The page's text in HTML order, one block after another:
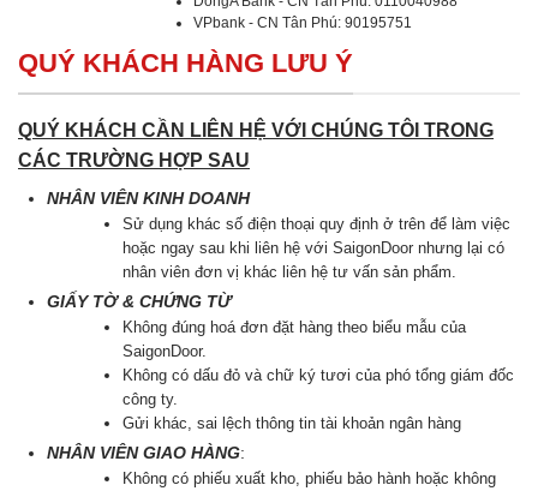
VPbank - CN Tân Phú: 90195751
QUÝ KHÁCH HÀNG LƯU Ý
QUÝ KHÁCH CẦN LIÊN HỆ VỚI CHÚNG TÔI TRONG
CÁC TRƯỜNG HỢP SAU
NHÂN VIÊN KINH DOANH
Sử dụng khác số điện thoại quy định ở trên để làm việc
hoặc ngay sau khi liên hệ với SaigonDoor nhưng lại có
nhân viên đơn vị khác liên hệ tư vấn sản phẩm.
GIẤY TỜ & CHỨNG TỪ
Không đúng hoá đơn đặt hàng theo biểu mẫu của
SaigonDoor.
Không có dấu đỏ và chữ ký tươi của phó tổng giám đốc
công ty.
Gửi khác, sai lệch thông tin tài khoản ngân hàng
NHÂN VIÊN GIAO HÀNG:
Không có phiếu xuất kho, phiếu bảo hành hoặc không